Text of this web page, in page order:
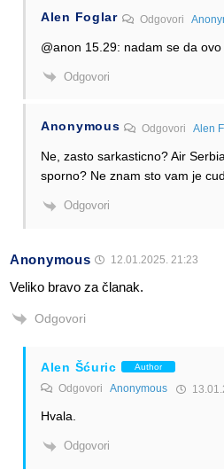
Alen Foglar Odgovori
@anon 15.29: nadam se da ovo
Odgovori
Anonymous OdgovoriAlen
Ne, zasto sarkasticno? Air
sporno? Ne znam sto vam je
Odgovori
Anonymous 12.01.2025. 21:23
Veliko bravo za članak.
Odgovori
Alen Šćuric Author
Odgovori Anonymous
Hvala.
Odgovori